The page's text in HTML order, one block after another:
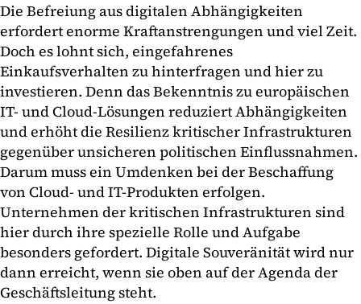
Die Befreiung aus digitalen Abhängigkeiten
erfordert enorme Kraftanstrengungen und viel Zeit.
Doch es lohnt sich, eingefahrenes
Einkaufsverhalten zu hinterfragen und hier zu
investieren. Denn das Bekenntnis zu europäischen
IT- und Cloud-Lösungen reduziert Abhängigkeiten
und erhöht die Resilienz kritischer Infrastrukturen
gegenüber unsicheren politischen Einflussnahmen.
Darum muss ein Umdenken bei der Beschaffung
von Cloud- und IT-Produkten erfolgen.
Unternehmen der kritischen Infrastrukturen sind
hier durch ihre spezielle Rolle und Aufgabe
besonders gefordert. Digitale Souveränität wird nur
dann erreicht, wenn sie oben auf der Agenda der
Geschäftsleitung steht.